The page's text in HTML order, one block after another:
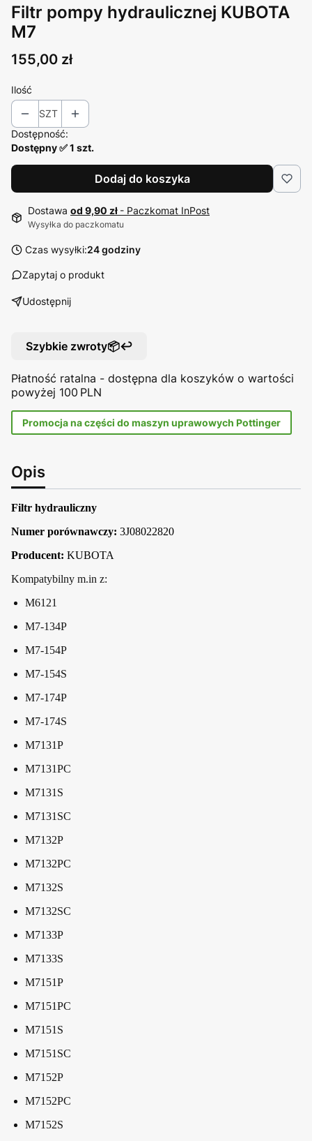
Filtr pompy hydraulicznej KUBOTA
M7
Cena
155,00 zł
Ilość
SZT
Dostępność:
Dostępny ✅ 1 szt.
Dodaj do koszyka
Dostawa od 9,90 zł - Paczkomat InPost
Wysyłka do paczkomatu
Czas wysyłki:24 godziny
Zapytaj o produkt
Udostępnij
Szybkie zwroty📦↩️
Płatność ratalna - dostępna dla koszyków o wartości
powyżej 100 PLN
Promocja na części do maszyn uprawowych Pottinger
Opis
Filtr hydrauliczny
Numer porównawczy: 3J08022820
Producent: KUBOTA
Kompatybilny m.in z:
M6121
M7-134P
M7-154P
M7-154S
M7-174P
M7-174S
M7131P
M7131PC
M7131S
M7131SC
M7132P
M7132PC
M7132S
M7132SC
M7133P
M7133S
M7151P
M7151PC
M7151S
M7151SC
M7152P
M7152PC
M7152S